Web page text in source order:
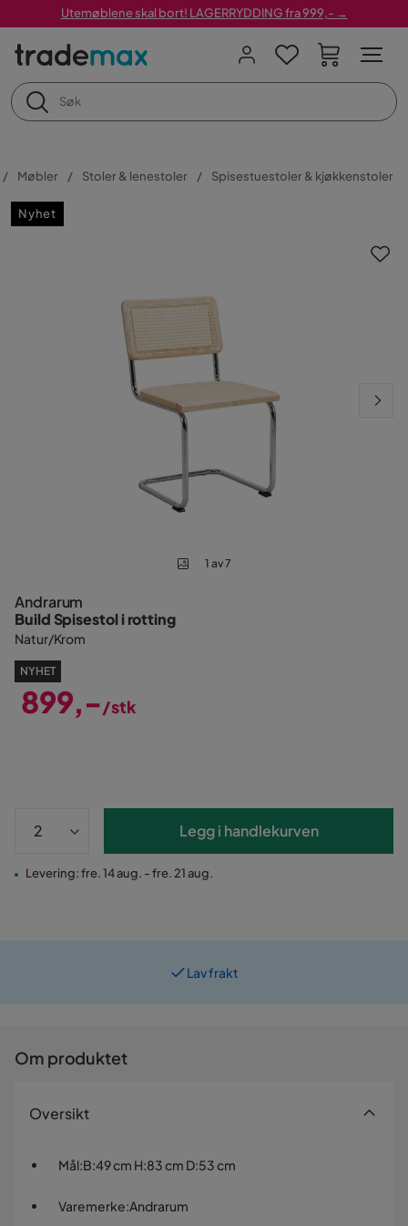
Utemøblene skal bort! LAGERRYDDING fra 999,- →
Møbler Stoler & lenestoler Spisestuestoler & kjøkkenstoler
Nyhet
1 av 7
Andrarum
Build Spisestol i rotting
Natur/Krom
NYHET
899,-/stk
Legg i handlekurven
Levering: fre. 14 aug. - fre. 21 aug.
Om produktet
Oversikt
Mål:B:49 cm H:83 cm D:53 cm
Varemerke:Andrarum